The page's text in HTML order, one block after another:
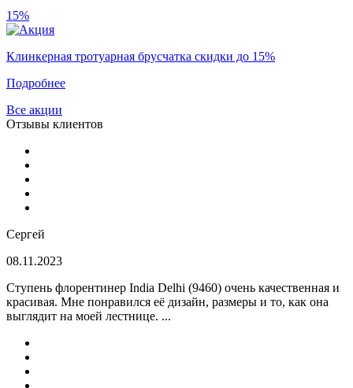
15%
Клинкерная тротуарная брусчатка скидки до 15%
Подробнее
Все акции
Отзывы клиентов
Сергей
08.11.2023
Ступень флорентинер India Delhi (9460) очень качественная и
красивая. Мне понравился её дизайн, размеры и то, как она
выглядит на моей лестнице. ...